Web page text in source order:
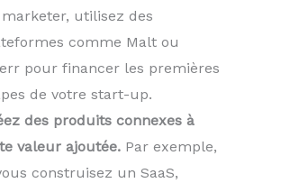
utilisez des
comme Malt ou
pour financer les premières
de votre start-up.
des produits connexes à
valeur ajoutée. Par exemple,
construisez un SaaS,